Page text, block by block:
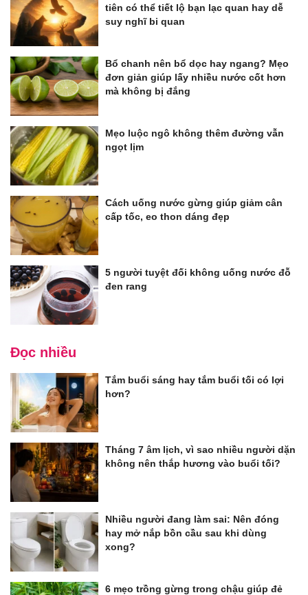
tiên có thể tiết lộ bạn lạc quan hay dễ
suy nghĩ bi quan
Bổ chanh nên bổ dọc hay ngang? Mẹo
đơn giản giúp lấy nhiều nước cốt hơn
mà không bị đắng
Mẹo luộc ngô không thêm đường vẫn
ngọt lịm
Cách uống nước gừng giúp giảm cân
cấp tốc, eo thon dáng đẹp
5 người tuyệt đối không uống nước đỗ
đen rang
Đọc nhiều
Tắm buổi sáng hay tắm buổi tối có lợi
hơn?
Tháng 7 âm lịch, vì sao nhiều người dặn
không nên thắp hương vào buổi tối?
Nhiều người đang làm sai: Nên đóng
hay mở nắp bồn cầu sau khi dùng
xong?
6 mẹo trồng gừng trong chậu giúp đẻ